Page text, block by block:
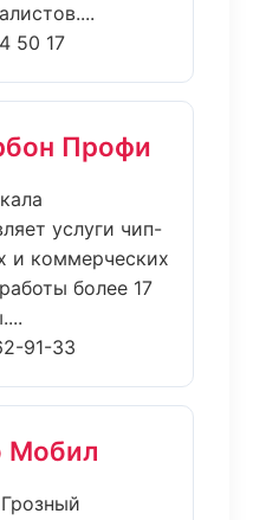
50 17
Профи
услуги чип-
и коммерческих
более 17
91-33
Мобил